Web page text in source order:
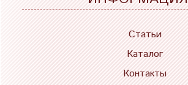
Статьи
Каталог
Контакты